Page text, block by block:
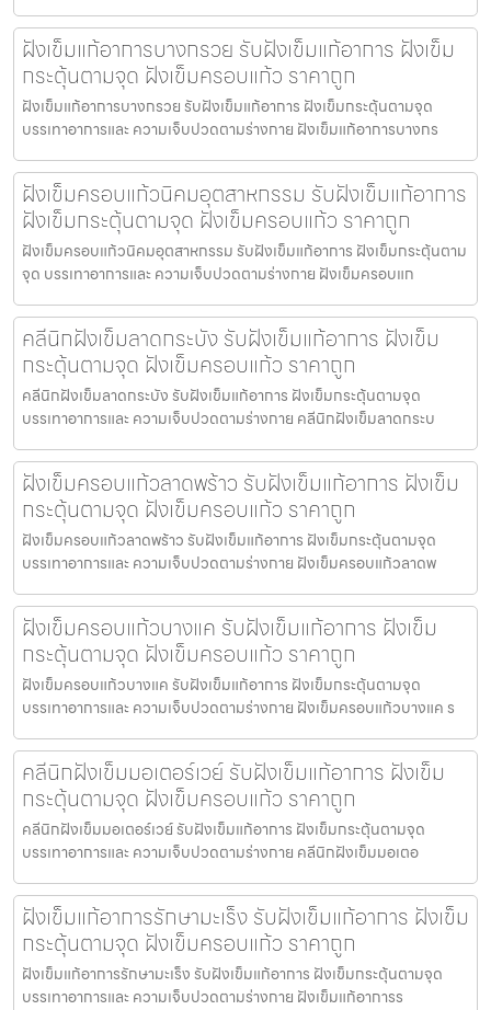
ฝังเข็มแก้อาการบางกรวย รับฝังเข็มแก้อาการ ฝังเข็ม
กระตุ้นตามจุด ฝังเข็มครอบแก้ว ราคาถูก
ฝังเข็มแก้อาการบางกรวย รับฝังเข็มแก้อาการ ฝังเข็มกระตุ้นตามจุด
บรรเทาอาการและ ความเจ็บปวดตามร่างกาย ฝังเข็มแก้อาการบางกร
ฝังเข็มครอบแก้วนิคมอุตสาหกรรม รับฝังเข็มแก้อาการ
ฝังเข็มกระตุ้นตามจุด ฝังเข็มครอบแก้ว ราคาถูก
ฝังเข็มครอบแก้วนิคมอุตสาหกรรม รับฝังเข็มแก้อาการ ฝังเข็มกระตุ้นตาม
จุด บรรเทาอาการและ ความเจ็บปวดตามร่างกาย ฝังเข็มครอบแก
คลีนิกฝังเข็มลาดกระบัง รับฝังเข็มแก้อาการ ฝังเข็ม
กระตุ้นตามจุด ฝังเข็มครอบแก้ว ราคาถูก
คลีนิกฝังเข็มลาดกระบัง รับฝังเข็มแก้อาการ ฝังเข็มกระตุ้นตามจุด
บรรเทาอาการและ ความเจ็บปวดตามร่างกาย คลีนิกฝังเข็มลาดกระบ
ฝังเข็มครอบแก้วลาดพร้าว รับฝังเข็มแก้อาการ ฝังเข็ม
กระตุ้นตามจุด ฝังเข็มครอบแก้ว ราคาถูก
ฝังเข็มครอบแก้วลาดพร้าว รับฝังเข็มแก้อาการ ฝังเข็มกระตุ้นตามจุด
บรรเทาอาการและ ความเจ็บปวดตามร่างกาย ฝังเข็มครอบแก้วลาดพ
ฝังเข็มครอบแก้วบางแค รับฝังเข็มแก้อาการ ฝังเข็ม
กระตุ้นตามจุด ฝังเข็มครอบแก้ว ราคาถูก
ฝังเข็มครอบแก้วบางแค รับฝังเข็มแก้อาการ ฝังเข็มกระตุ้นตามจุด
บรรเทาอาการและ ความเจ็บปวดตามร่างกาย ฝังเข็มครอบแก้วบางแค ร
คลีนิกฝังเข็มมอเตอร์เวย์ รับฝังเข็มแก้อาการ ฝังเข็ม
กระตุ้นตามจุด ฝังเข็มครอบแก้ว ราคาถูก
คลีนิกฝังเข็มมอเตอร์เวย์ รับฝังเข็มแก้อาการ ฝังเข็มกระตุ้นตามจุด
บรรเทาอาการและ ความเจ็บปวดตามร่างกาย คลีนิกฝังเข็มมอเตอ
ฝังเข็มแก้อาการรักษามะเร็ง รับฝังเข็มแก้อาการ ฝังเข็ม
กระตุ้นตามจุด ฝังเข็มครอบแก้ว ราคาถูก
ฝังเข็มแก้อาการรักษามะเร็ง รับฝังเข็มแก้อาการ ฝังเข็มกระตุ้นตามจุด
บรรเทาอาการและ ความเจ็บปวดตามร่างกาย ฝังเข็มแก้อาการร